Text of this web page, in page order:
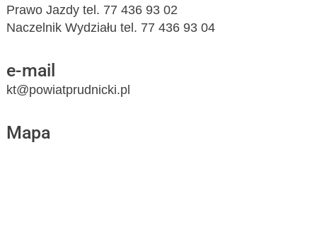
Prawo Jazdy tel. 77 436 93 02
Naczelnik Wydziału tel. 77 436 93 04
e-mail
kt@powiatprudnicki.pl
Mapa